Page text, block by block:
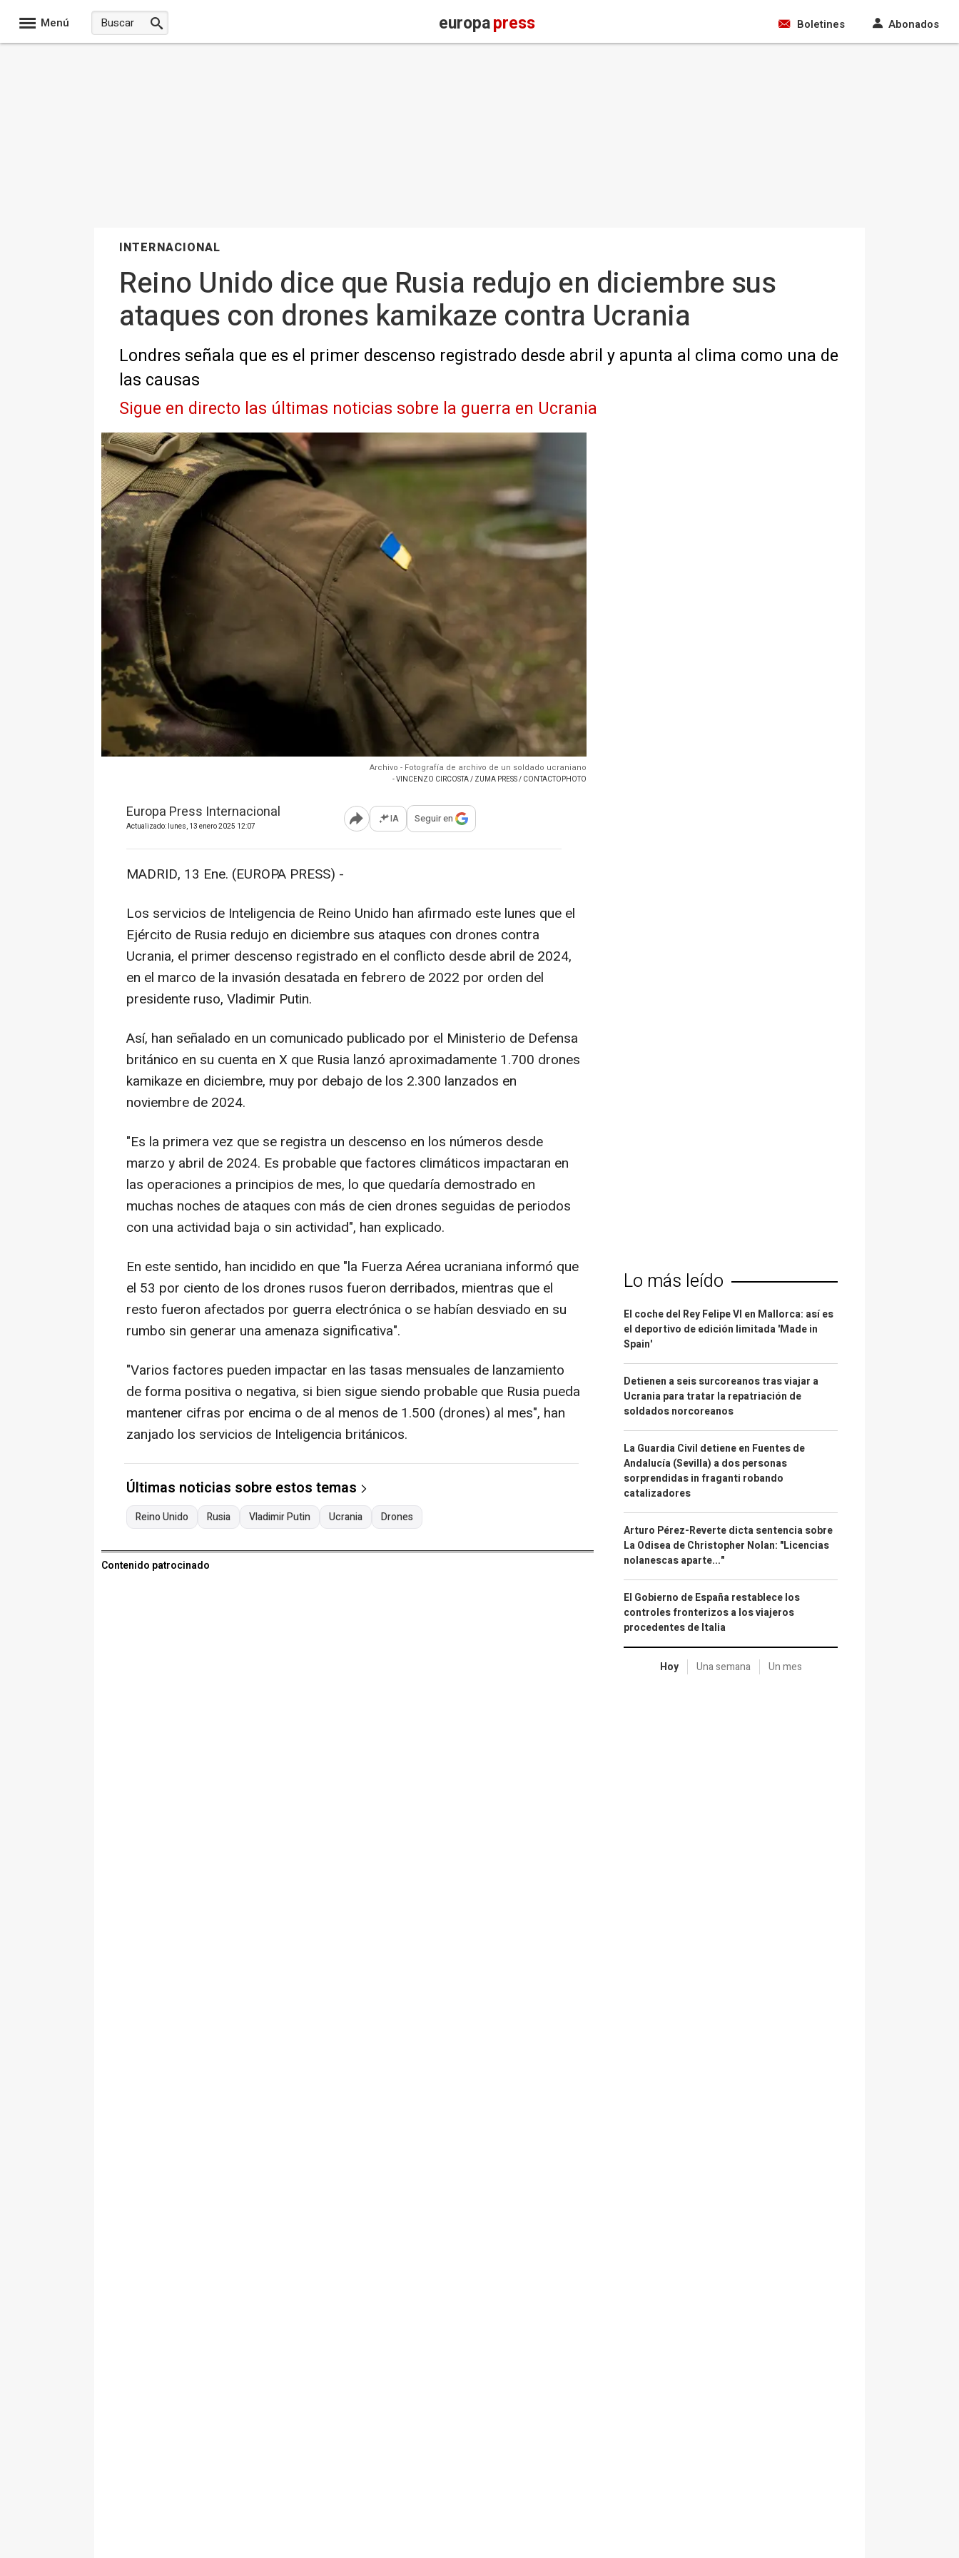
Menú europapress Boletines Abonados
INTERNACIONAL
Reino Unido dice que Rusia redujo en diciembre sus
ataques con drones kamikaze contra Ucrania
Londres señala que es el primer descenso registrado desde abril y apunta al clima como una de
las causas
Sigue en directo las últimas noticias sobre la guerra en Ucrania
Archivo - Fotografía de archivo de un soldado ucraniano
- VINCENZO CIRCOSTA / ZUMA PRESS / CONTACTOPHOTO
Europa Press Internacional
Actualizado: lunes, 13 enero 2025 12:07 Abrir opciones para compartir
IA Seguir en
MADRID, 13 Ene. (EUROPA PRESS) -
Los servicios de Inteligencia de Reino Unido han afirmado este lunes que el
Ejército de Rusia redujo en diciembre sus ataques con drones contra
Ucrania, el primer descenso registrado en el conflicto desde abril de 2024,
en el marco de la invasión desatada en febrero de 2022 por orden del
presidente ruso, Vladimir Putin.
Así, han señalado en un comunicado publicado por el Ministerio de Defensa
británico en su cuenta en X que Rusia lanzó aproximadamente 1.700 drones
kamikaze en diciembre, muy por debajo de los 2.300 lanzados en
noviembre de 2024.
"Es la primera vez que se registra un descenso en los números desde
marzo y abril de 2024. Es probable que factores climáticos impactaran en
las operaciones a principios de mes, lo que quedaría demostrado en
muchas noches de ataques con más de cien drones seguidas de periodos
con una actividad baja o sin actividad", han explicado.
En este sentido, han incidido en que "la Fuerza Aérea ucraniana informó que
el 53 por ciento de los drones rusos fueron derribados, mientras que el
resto fueron afectados por guerra electrónica o se habían desviado en su
rumbo sin generar una amenaza significativa".
"Varios factores pueden impactar en las tasas mensuales de lanzamiento
de forma positiva o negativa, si bien sigue siendo probable que Rusia pueda
mantener cifras por encima o de al menos de 1.500 (drones) al mes", han
zanjado los servicios de Inteligencia británicos.
Últimas noticias sobre estos temas
Reino Unido Rusia Vladimir Putin Ucrania Drones
Contenido patrocinado
Lo más leído
El coche del Rey Felipe VI en Mallorca: así es
el deportivo de edición limitada 'Made in
Spain'
Detienen a seis surcoreanos tras viajar a
Ucrania para tratar la repatriación de
soldados norcoreanos
La Guardia Civil detiene en Fuentes de
Andalucía (Sevilla) a dos personas
sorprendidas in fraganti robando
catalizadores
Arturo Pérez-Reverte dicta sentencia sobre
La Odisea de Christopher Nolan: "Licencias
nolanescas aparte..."
El Gobierno de España restablece los
controles fronterizos a los viajeros
procedentes de Italia
Hoy Una semana Un mes